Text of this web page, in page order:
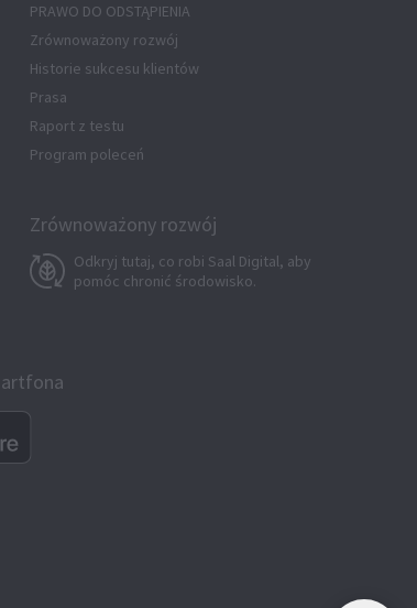
PRAWO DO ODSTĄPIENIA
Zrównoważony rozwój
Historie sukcesu klientów
Prasa
Raport z testu
Program poleceń
Zrównoważony rozwój
Odkryj tutaj, co robi Saal Digital, aby
pomóc chronić środowisko.